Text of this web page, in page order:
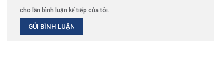
cho lần bình luận kế tiếp của tôi.